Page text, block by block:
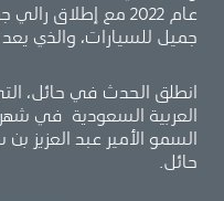
عام 2022 مع إطلاق
جميل للسيارات، والذي
انطلق الحدث في حائل،
العربية السعودية في
السمو الأمير عبد العزيز
حائل.